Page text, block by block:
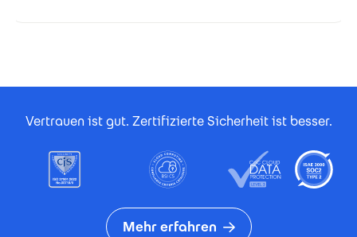
Vertrauen ist gut. Zertifizierte Sicherheit ist besser.
Mehr erfahren